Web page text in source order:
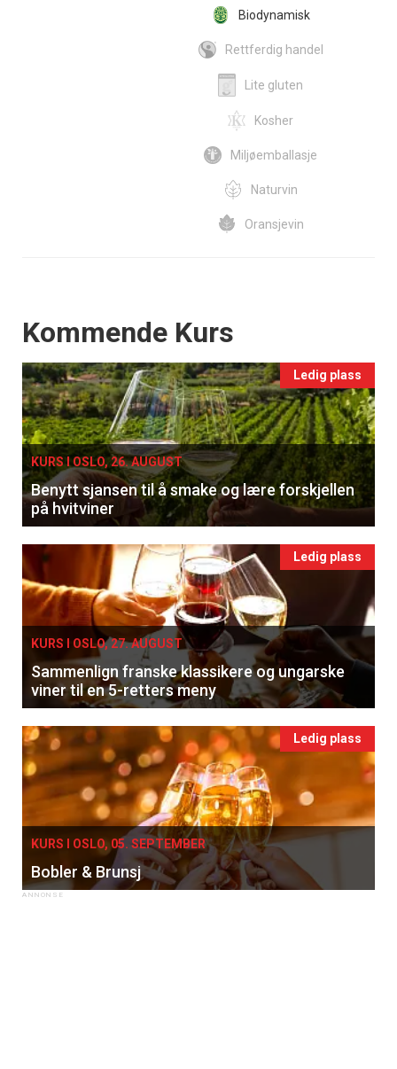
Biodynamisk
Rettferdig handel
Lite gluten
Kosher
Miljøemballasje
Naturvin
Oransjevin
Events
Kommende Kurs
Ledig plass
KURS I OSLO, 26. AUGUST
Benytt sjansen til å smake og lære forskjellen
på hvitviner
Ledig plass
KURS I OSLO, 27. AUGUST
Sammenlign franske klassikere og ungarske
viner til en 5-retters meny
Ledig plass
KURS I OSLO, 05. SEPTEMBER
Bobler & Brunsj